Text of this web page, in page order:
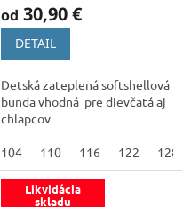
134 140 146
od 30,90 €
DETAIL
Detská zateplená softshellová
bunda vhodná pre dievčatá aj
chlapcov
104 110 116 122 128
Likvidácia
skladu